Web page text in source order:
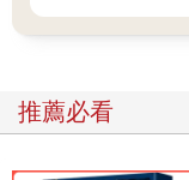
推薦必看